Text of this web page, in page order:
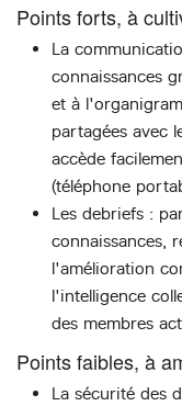
Points forts, à
La
connaissances
et à
partagées avec
accède
(téléphone
Les debriefs :
connaissances,
l'amélioration
l'intelligence
des membres
Points faibles, à
La sécurité des